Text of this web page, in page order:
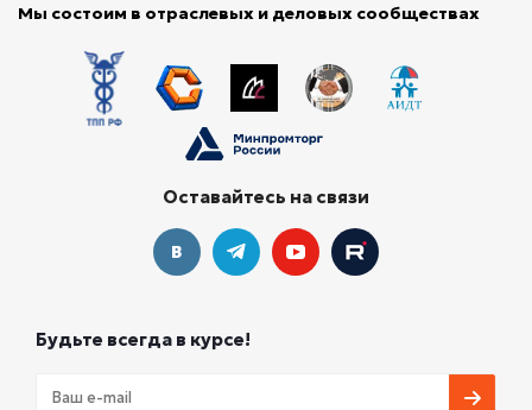
Мы состоим в отраслевых и деловых сообществах
Оставайтесь на связи
Будьте всегда в курсе!